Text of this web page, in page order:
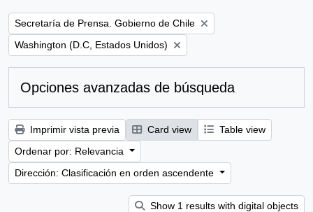
Remove filter:
Secretaría de Prensa. Gobierno de Chile
Remove filter:
Washington (D.C, Estados Unidos)
Opciones avanzadas de búsqueda
Imprimir vista previa Card view
Table view
Ordenar por: Relevancia
Dirección: Clasificación en orden ascendente
Show 1 results with digital objects